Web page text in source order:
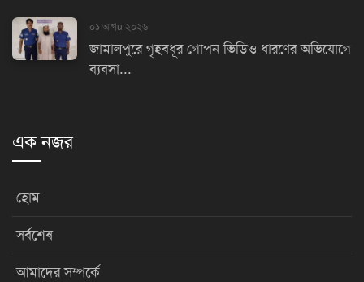
০১ আগu ২০২৬
জামালপুরে গৃহবধূর গোপন ভিডিও ধারণের অভিযোগে
ব্যবসা...
এক নজর
হোম
সর্বশেষ
আমাদের সম্পর্কে